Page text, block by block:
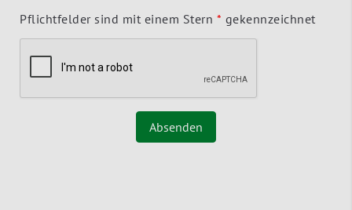
Pflichtfelder sind mit einem Stern * gekennzeichnet
Absenden